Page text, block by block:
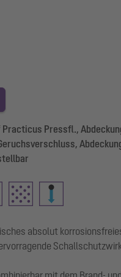
Practicus Pressfl.,
absolut